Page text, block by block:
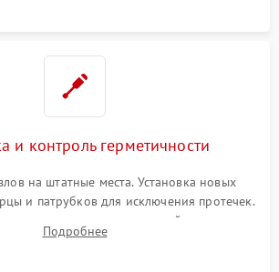
и контроль герметичности
на штатные места. Установка новых
и патрубков для исключения протечек.
хомутов гидравлической системы,
и установка датчика поплавка.
Подробнее